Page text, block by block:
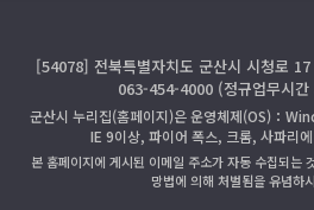
[54078] 전북특별자치도 군산시 시청로
063-454-4000 (정규업무시
군산시 누리집(홈페이지)은 운영체제(OS)：
IE 9이상, 파이어 폭스, 크롬, 사파리
본 홈페이지에 게시된 이메일 주소가 자동 수집되는
망법에 의해 처벌됨을 유념하